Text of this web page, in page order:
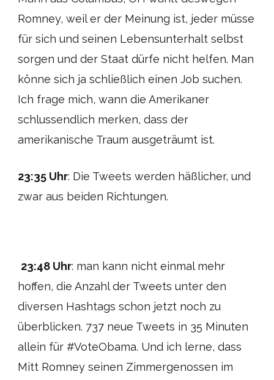
Romney, weil er der Meinung ist, jeder müsse
für sich und seinen Lebensunterhalt selbst
sorgen und der Staat dürfe nicht helfen. Man
könne sich ja schließlich einen Job suchen.
Ich frage mich, wann die Amerikaner
schlussendlich merken, dass der
amerikanische Traum ausgeträumt ist.
23:35 Uhr: Die Tweets werden häßlicher, und
zwar aus beiden Richtungen.
23:48 Uhr: man kann nicht einmal mehr
hoffen, die Anzahl der Tweets unter den
diversen Hashtags schon jetzt noch zu
überblicken. 737 neue Tweets in 35 Minuten
allein für #VoteObama. Und ich lerne, dass
Mitt Romney seinen Zimmergenossen im